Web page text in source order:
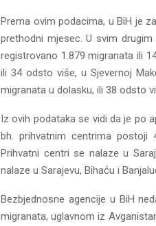
Prema ovim podacima, u BiH je
prethodni mjesec. U svim
registrovano 1.879 migranata ili
ili 34 odsto više, u Sjevernoj
migranata u dolasku, ili 38 odsto
Iz ovih podataka se vidi da je po
bh. prihvatnim centrima postoji
Prihvatni centri se nalaze u
nalaze u Sarajevu, Bihaću i
Bezbjednosne agencije u BiH
migranata, uglavnom iz